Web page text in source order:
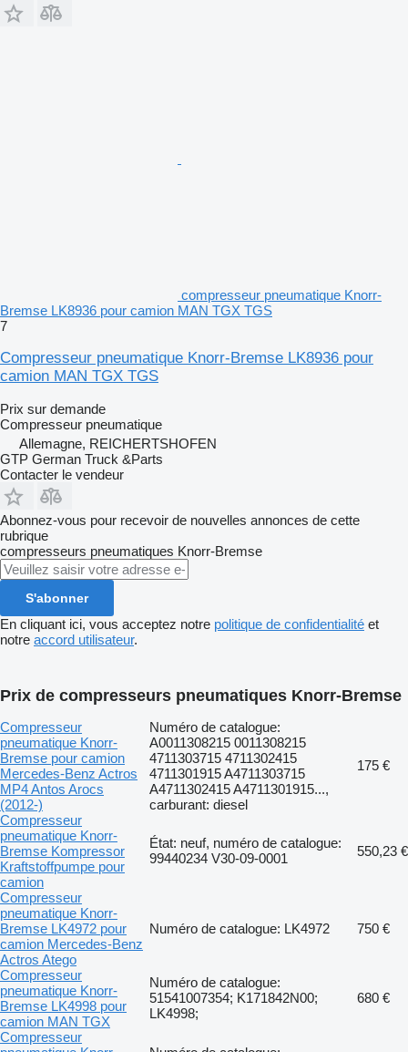
compresseur pneumatique Knorr-
Bremse LK8936 pour camion MAN TGX TGS
7
Compresseur pneumatique Knorr-Bremse LK8936 pour
camion MAN TGX TGS
Prix sur demande
Compresseur pneumatique
Allemagne, REICHERTSHOFEN
GTP German Truck &Parts
Contacter le vendeur
Abonnez-vous pour recevoir de nouvelles annonces de cette
rubrique
compresseurs pneumatiques Knorr-Bremse
S'abonner
En cliquant ici, vous acceptez notre politique de confidentialité et
notre accord utilisateur.
Prix de compresseurs pneumatiques Knorr-Bremse
Compresseur
pneumatique Knorr-
Bremse pour camion
Mercedes-Benz Actros
MP4 Antos Arocs
(2012-)
Numéro de catalogue:
A0011308215 0011308215
4711303715 4711302415
4711301915 A4711303715
A4711302415 A4711301915...,
carburant: diesel
175 €
Compresseur
pneumatique Knorr-
Bremse Kompressor
Kraftstoffpumpe pour
camion
État: neuf, numéro de catalogue:
99440234 V30-09-0001
550,23 €
Compresseur
pneumatique Knorr-
Bremse LK4972 pour
camion Mercedes-Benz
Actros Atego
Numéro de catalogue: LK4972 750 €
Compresseur
pneumatique Knorr-
Bremse LK4998 pour
camion MAN TGX
Numéro de catalogue:
51541007354; K171842N00;
LK4998;
680 €
Compresseur